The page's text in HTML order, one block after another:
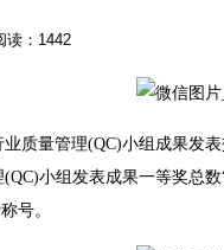
读：1442
业质量管理(QC)小组成果发
小组发表成果一等奖总
号。